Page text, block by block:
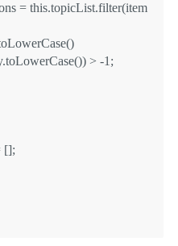
this.topicList.filter(item
> -1;
[];